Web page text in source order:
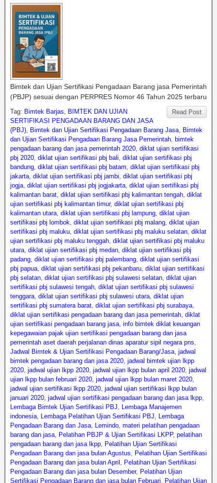
Bimtek dan Ujian Sertifikasi Pengadaan Barang jasa Pemerintah
(PBJP) sesuai dengan PERPRES Nomor 46 Tahun 2025 terbaru
Read Post
Tag: Bimtek Barjas, BIMTEK DAN UJIAN
SERTIFIKASI PENGADAAN BARANG DAN JASA
(PBJ), Bimtek dan Ujian Sertifikasi Pengadaan Barang Jasa, Bimtek
dan Ujian Sertifikasi Pengadaan Barang Jasa Pemerintah, bimtek
pengadaan barang dan jasa pemerintah 2020, diklat ujian sertifikasi
pbj 2020, diklat ujian sertifikasi pbj bali, diklat ujian sertifikasi pbj
bandung, diklat ujian sertifikasi pbj batam, diklat ujian sertifikasi pbj
jakarta, diklat ujian sertifikasi pbj jambi, diklat ujian sertifikasi pbj
jogja, diklat ujian sertifikasi pbj jogjakarta, diklat ujian sertifikasi pbj
kalimantan barat, diklat ujian sertifikasi pbj kalimantan tengah, diklat
ujian sertifikasi pbj kalimantan timur, diklat ujian sertifikasi pbj
kalimantan utara, diklat ujian sertifikasi pbj lampung, diklat ujian
sertifikasi pbj lombok, diklat ujian sertifikasi pbj malang, diklat ujian
sertifikasi pbj maluku, diklat ujian sertifikasi pbj maluku selatan, diklat
ujian sertifikasi pbj maluku tenggah, diklat ujian sertifikasi pbj maluku
utara, diklat ujian sertifikasi pbj medan, diklat ujian sertifikasi pbj
padang, diklat ujian sertifikasi pbj palembang, diklat ujian sertifikasi
pbj papua, diklat ujian sertifikasi pbj pekanbaru, diklat ujian sertifikasi
pbj selatan, diklat ujian sertifikasi pbj sulawesi selatan, diklat ujian
sertifikasi pbj sulawesi tengah, diklat ujian sertifikasi pbj sulawesi
tenggara, diklat ujian sertifikasi pbj sulawesi utara, diklat ujian
sertifikasi pbj sumatera barat, diklat ujian sertifikasi pbj surabaya,
diklat ujian sertifikasi pengadaan barang dan jasa pemerintah, diklat
ujian sertifikasi pengadaan barang jasa, info bimtek diklat keuangan
kepegawaian pajak ujian sertifikasi pengadaan barang dan jasa
pemerintah aset daerah perjalanan dinas aparatur sipil negara pns,
Jadwal Bimtek & Ujian Sertifikasi Pengadaan Barang/Jasa, jadwal
bimtek pengadaan barang dan jasa 2020, jadwal bimtek ujian lkpp
2020, jadwal ujian lkpp 2020, jadwal ujian lkpp bulan april 2020, jadwal
ujian lkpp bulan februari 2020, jadwal ujian lkpp bulan maret 2020,
jadwal ujian sertifikasi lkpp 2020, jadwal ujian sertifikasi lkpp bulan
januari 2020, jadwal ujian sertifikasi pengadaan barang dan jasa lkpp,
Lembaga Bimtek Ujian Sertifikasi PBJ, Lembaga Manajemen
indonesia, Lembaga Pelatihan Ujian Sertifikasi PBJ, Lembaga
Pengadaan Barang dan Jasa, Lemindo, materi pelatihan pengadaan
barang dan jasa, Pelatihan PBJP & Ujian Sertifikasi LKPP, pelatihan
pengadaan barang dan jasa lkpp, Pelatihan Ujian Sertifikasi
Pengadaan Barang dan jasa bulan Agustus, Pelatihan Ujian Sertifikasi
Pengadaan Barang dan jasa bulan April , Pelatihan Ujian Sertifikasi
Pengadaan Barang dan jasa bulan Desember, Pelatihan Ujian
Sertifikasi Pengadaan Barang dan jasa bulan Februari, Pelatihan Ujian